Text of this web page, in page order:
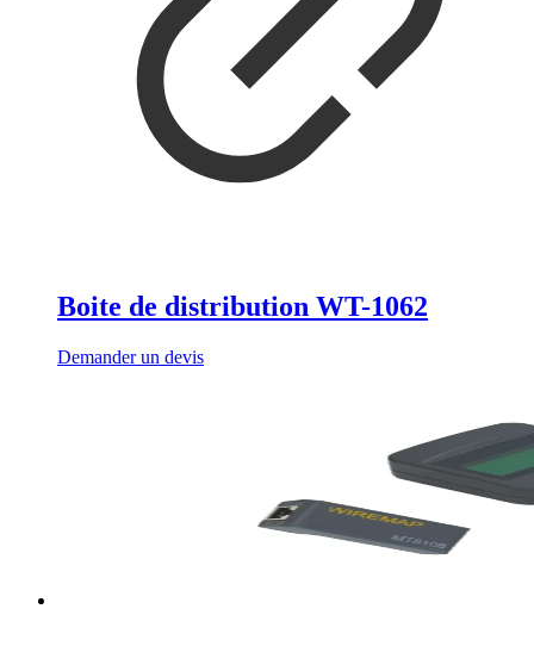
Boite de distribution WT-1062
Demander un devis